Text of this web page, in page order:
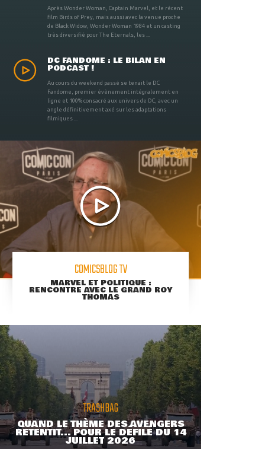
Après Wonder Woman, Captain Marvel, et le récent
film Birds of Prey, mais aussi avec la venue proche
de Black Widow, Wonder Woman 1984 et un casting
très diversifié pour The Eternals, les ...
DC FANDOME : LE BILAN EN
PODCAST !
Au cours du weekend passé se tenait le DC
Fandome, premier évènement intégralement en
ligne et 100% consacré aux univers de DC, avec un
angle définitivement axé sur les adaptations
filmiques ...
COMICSBLOG TV
MARVEL ET POLITIQUE :
RENCONTRE AVEC LE GRAND ROY
THOMAS
TRASHBAG
QUAND LE THÈME DES AVENGERS
RETENTIT... POUR LE DÉFILÉ DU 14
JUILLET 2026